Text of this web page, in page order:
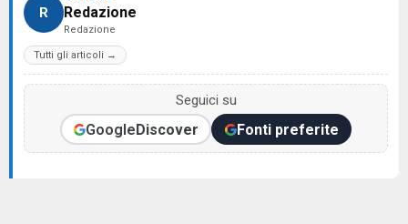
R Redazione
Redazione
Tutti gli articoli →
Seguici su
GoogleDiscover Fonti preferite